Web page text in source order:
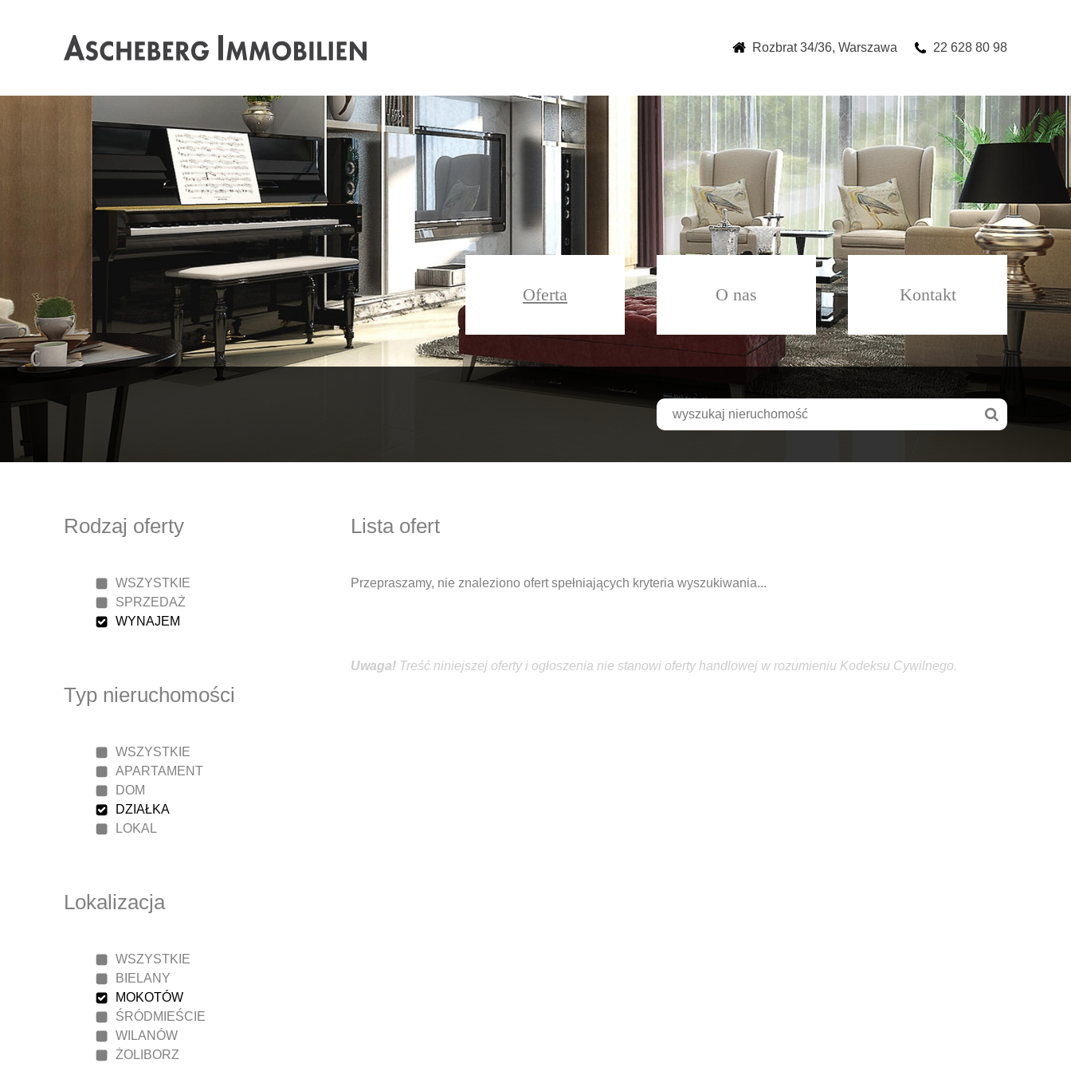
Rozbrat 34/36, Warszawa 22 628 80 98
Oferta O nas Kontakt
Rodzaj oferty
WSZYSTKIE
SPRZEDAŻ
WYNAJEM
Typ nieruchomości
WSZYSTKIE
APARTAMENT
DOM
DZIAŁKA
LOKAL
Lokalizacja
WSZYSTKIE
BIELANY
MOKOTÓW
ŚRÓDMIEŚCIE
WILANÓW
ŻOLIBORZ
Lista ofert
Przepraszamy, nie znaleziono ofert spełniających kryteria wyszukiwania...
Treść niniejszej oferty i ogłoszenia nie stanowi oferty handlowej w rozumieniu Kodeksu Cywilnego.